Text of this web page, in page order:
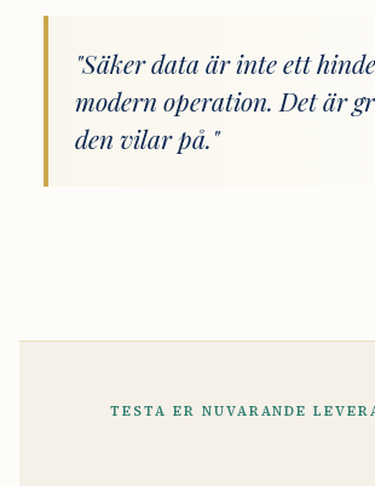
"Säker data är inte ett
modern operation. Det är
den vilar på."
TESTA ER NUVARANDE